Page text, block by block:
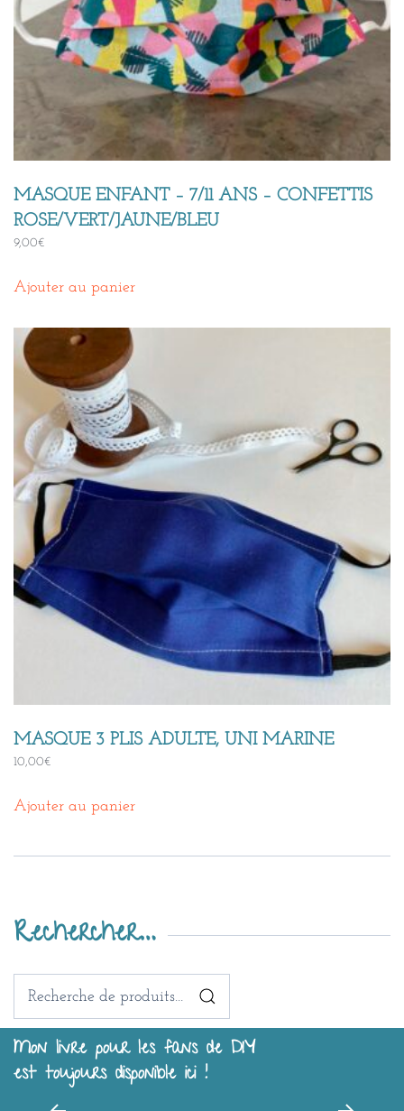
MASQUE ENFANT – 7/11 ANS – CONFETTIS
ROSE/VERT/JAUNE/BLEU
9,00€
Ajouter au panier
MASQUE 3 PLIS ADULTE, UNI MARINE
10,00€
Ajouter au panier
Rechercher…
Recherche
Mon livre pour les fans de DIY
est toujours disponible ici !